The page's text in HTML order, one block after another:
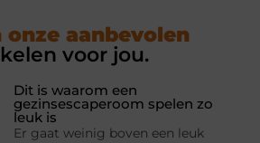
onze aanbevolen
voor jou.
Dit is waarom een
gezinsescaperoom spelen zo
leuk is
Er gaat weinig boven een leuk